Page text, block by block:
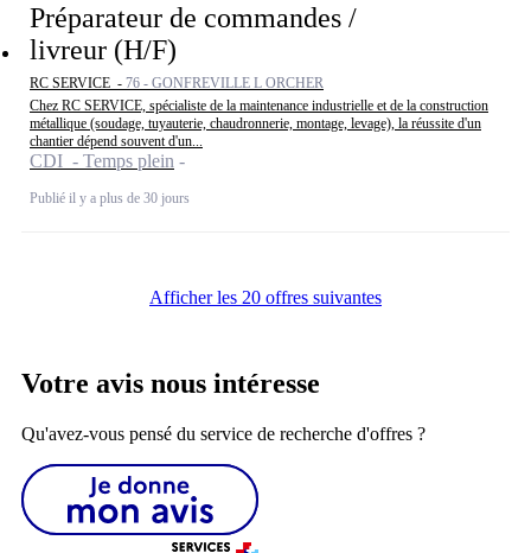
Préparateur de commandes /
livreur (H/F)
RC SERVICE - 76 - GONFREVILLE L ORCHER
Chez RC SERVICE, spécialiste de la maintenance industrielle et de la construction
métallique (soudage, tuyauterie, chaudronnerie, montage, levage), la réussite d'un
chantier dépend souvent d'un...
CDI - Temps plein
Publié il y a plus de 30 jours
Afficher les 20 offres suivantes
Votre avis nous intéresse
Qu'avez-vous pensé du service de recherche d'offres ?